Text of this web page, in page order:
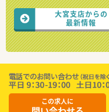
大宮支店からの
最新情報
この求人に